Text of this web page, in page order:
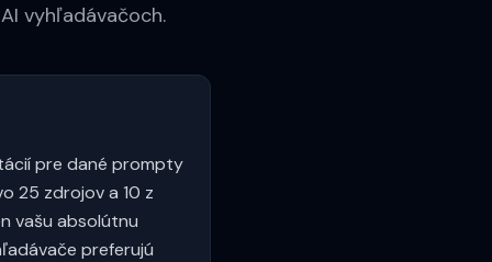
vyhľadávačoch.
pre dané prompty
25 zdrojov a 10 z
vašu absolútnu
preferujú